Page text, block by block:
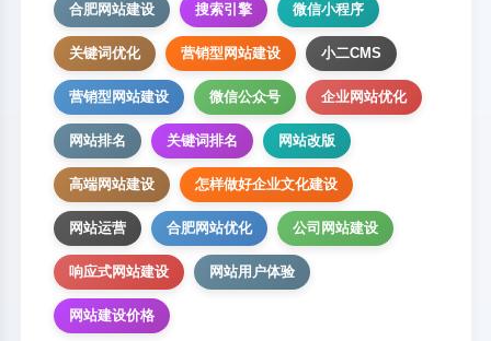
合肥网站建设 搜索引擎 微信小程序
关键词优化 营销型网站建设 小二CMS
营销型网站建设 微信公众号 企业网站优化
网站排名 关键词排名 网站改版
高端网站建设 怎样做好企业文化建设
网站运营 合肥网站优化 公司网站建设
响应式网站建设 网站用户体验
网站建设价格